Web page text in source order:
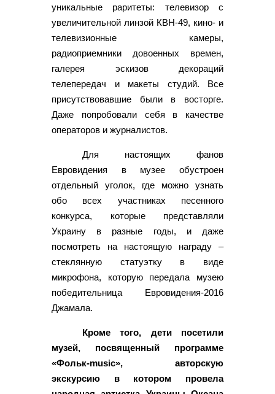
уникальные раритеты: телевизор с
увеличительной линзой КВН-49, кино- и
телевизионные камеры,
радиоприемники довоенных времен,
галерея эскизов декораций
телепередач и макеты студий. Все
присутствовавшие были в восторге.
Даже попробовали себя в качестве
операторов и журналистов.
Для настоящих фанов
Евровидения в музее обустроен
отдельный уголок, где можно узнать
обо всех участниках песенного
конкурса, которые представляли
Украину в разные годы, и даже
посмотреть на настоящую награду –
стеклянную статуэтку в виде
микрофона, которую передала музею
победительница Евровидения-2016
Джамала.
Кроме того, дети посетили
музей, посвященный программе
«Фольк-music», авторскую
экскурсию в котором провела